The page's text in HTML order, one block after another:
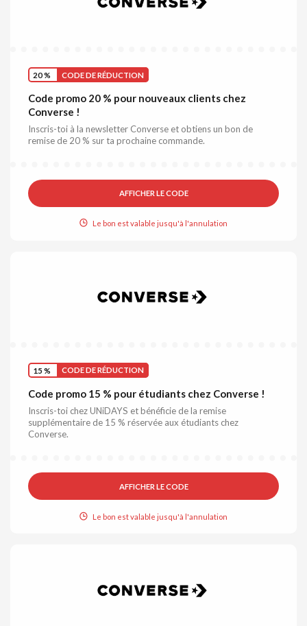
20 % CODE DE RÉDUCTION
Code promo 20 % pour nouveaux clients chez
Converse !
Inscris-toi à la newsletter Converse et obtiens un bon de
remise de 20 % sur ta prochaine commande.
AFFICHER LE CODE
Le bon est valable jusqu'à l'annulation
15 % CODE DE RÉDUCTION
Code promo 15 % pour étudiants chez Converse !
Inscris-toi chez UNiDAYS et bénéficie de la remise
supplémentaire de 15 % réservée aux étudiants chez
Converse.
AFFICHER LE CODE
Le bon est valable jusqu'à l'annulation